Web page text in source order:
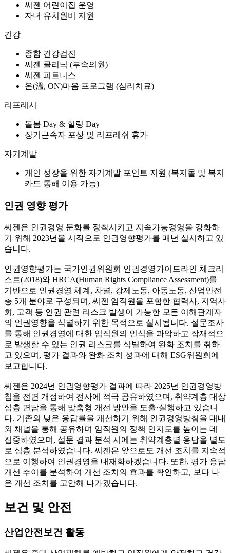
씨젠 어린이집 운영
자녀 유치원비 지원
건강
종합 건강검진
씨젠 클리닉 (부속의원)
씨젠 피트니스
온(溫, ON)마음 프로그램 (심리치료)
리프레시
돌봄 Day & 힐링 Day
장기근속자 포상 및 리프레쉬 휴가
자기계발
개인 성장을 위한 자기계발 포인트 지원 (복지몰 및 복지
카드 통해 이용 가능)
인권 영향 평가
씨젠은 인권경영 문화를 정착시키고 지속가능경영을 강화하
기 위해 2023년을 시작으로 인권영향평가를 매년 실시하고 있
습니다.
인권영향평가는 국가인권위원회 인권경영가이드라인 체크리
스트(2018)와 HRCA(Human Rights Compliance Assessment)를
기반으로 인권경영 체계, 차별, 강제노동, 아동노동, 산업안전
총 5개 분야로 구성되며, 씨젠 임직원을 포함한 협력사, 지역사
회, 고객 등 인권 관련 리스크 발생이 가능한 모든 이해관계자
의 인권영향을 식별하기 위한 목적으로 실시됩니다. 설문조사
를 통해 인권경영에 대한 임직원의 인식을 파악하고 잠재적으
로 발생할 수 있는 인권 리스크를 식별하여 완화 조치를 취하
고 있으며, 평가 결과와 완화 조치 성과에 대해 ESG위원회에
보고합니다.
씨젠은 2024년 인권영향평가 결과에 따라 2025년 인권경영방
침을 전면 개정하여 전사에 적극 공유하였으며, 취약계층 대상
심층 면담을 통해 맞춤형 개선 방안을 도출·실행하고 있습니
다. 기존의 낮은 응답률을 개선하기 위해 인권경영방침을 대내
외 채널을 통해 공유하며 임직원의 정책 인지도를 높이는 데
집중하였으며, 설문 결과 분석 시에는 취약계층별 응답을 별도
로 심층 분석하였습니다. 씨젠은 앞으로도 개선 조치를 지속적
으로 이행하여 인권경영을 내재화하겠습니다. 또한, 평가 응답
개선 추이를 분석하여 개선 조치의 효과를 확인하고, 보다 나
은 개선 조치를 고안해 나가겠습니다.
보건 및 안전
산업안전보건 활동